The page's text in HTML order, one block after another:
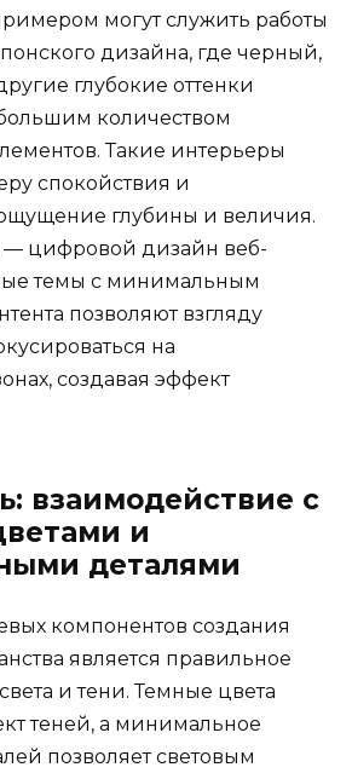
могут служить работы
дизайна, где черный,
глубокие оттенки
количеством
Такие интерьеры
спокойствия и
глубины и величия.
цифровой дизайн веб-
темы с минимальным
позволяют взгляду
на
создавая эффект
взаимодействие с
и
деталями
компонентов создания
является правильное
и тени. Темные цвета
теней, а минимальное
позволяет световым